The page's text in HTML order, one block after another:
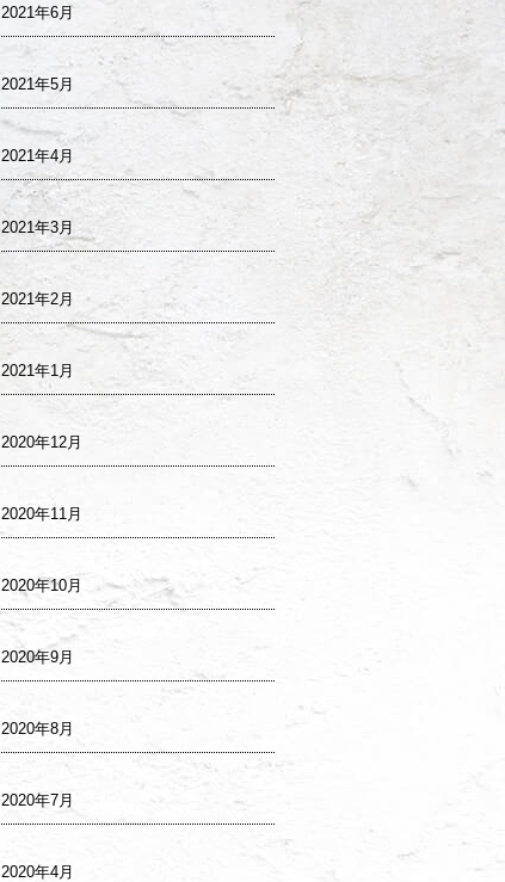
2021年6月
2021年5月
2021年4月
2021年3月
2021年2月
2021年1月
2020年12月
2020年11月
2020年10月
2020年9月
2020年8月
2020年7月
2020年4月